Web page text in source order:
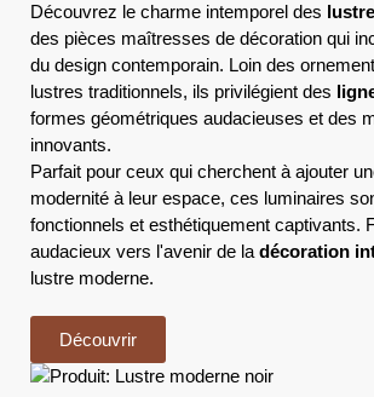
Découvrez le charme intemporel des
des pièces maîtresses de décoration qui
du design contemporain. Loin des
lustres traditionnels, ils privilégient des
formes géométriques audacieuses et des
innovants.
Parfait pour ceux qui cherchent à ajouter
modernité à leur espace, ces luminaires
fonctionnels et esthétiquement captivants.
audacieux vers l'avenir de la décoration
lustre moderne.
Découvrir